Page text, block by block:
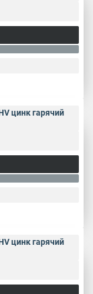
Метрична
50 60
цинк гарячий
цинк гарячий